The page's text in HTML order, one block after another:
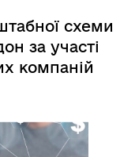
схеми
за участі
компаній